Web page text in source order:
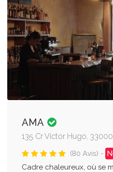
AMA
135 Cr Victor Hugo,
(80 Avis) -
Cadre chaleureux, où se